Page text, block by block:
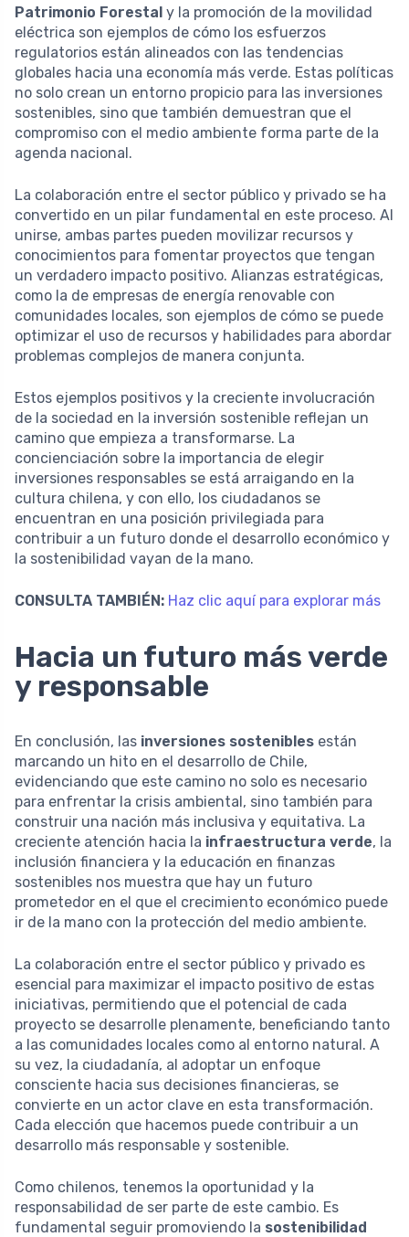
Patrimonio Forestal y la promoción de la movilidad
eléctrica son ejemplos de cómo los esfuerzos
regulatorios están alineados con las tendencias
globales hacia una economía más verde. Estas políticas
no solo crean un entorno propicio para las inversiones
sostenibles, sino que también demuestran que el
compromiso con el medio ambiente forma parte de la
agenda nacional.
La colaboración entre el sector público y privado se ha
convertido en un pilar fundamental en este proceso. Al
unirse, ambas partes pueden movilizar recursos y
conocimientos para fomentar proyectos que tengan
un verdadero impacto positivo. Alianzas estratégicas,
como la de empresas de energía renovable con
comunidades locales, son ejemplos de cómo se puede
optimizar el uso de recursos y habilidades para abordar
problemas complejos de manera conjunta.
Estos ejemplos positivos y la creciente involucración
de la sociedad en la inversión sostenible reflejan un
camino que empieza a transformarse. La
concienciación sobre la importancia de elegir
inversiones responsables se está arraigando en la
cultura chilena, y con ello, los ciudadanos se
encuentran en una posición privilegiada para
contribuir a un futuro donde el desarrollo económico y
la sostenibilidad vayan de la mano.
CONSULTA TAMBIÉN: Haz clic aquí para explorar más
Hacia un futuro más verde
y responsable
En conclusión, las inversiones sostenibles están
marcando un hito en el desarrollo de Chile,
evidenciando que este camino no solo es necesario
para enfrentar la crisis ambiental, sino también para
construir una nación más inclusiva y equitativa. La
creciente atención hacia la infraestructura verde, la
inclusión financiera y la educación en finanzas
sostenibles nos muestra que hay un futuro
prometedor en el que el crecimiento económico puede
ir de la mano con la protección del medio ambiente.
La colaboración entre el sector público y privado es
esencial para maximizar el impacto positivo de estas
iniciativas, permitiendo que el potencial de cada
proyecto se desarrolle plenamente, beneficiando tanto
a las comunidades locales como al entorno natural. A
su vez, la ciudadanía, al adoptar un enfoque
consciente hacia sus decisiones financieras, se
convierte en un actor clave en esta transformación.
Cada elección que hacemos puede contribuir a un
desarrollo más responsable y sostenible.
Como chilenos, tenemos la oportunidad y la
responsabilidad de ser parte de este cambio. Es
fundamental seguir promoviendo la sostenibilidad